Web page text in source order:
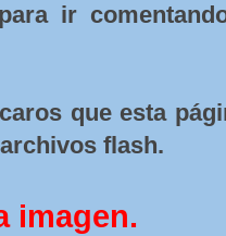
ir
que esta
flash.
imagen.